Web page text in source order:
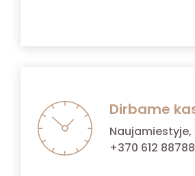
Dirbame
Naujamiestyje,
+370 612 88788